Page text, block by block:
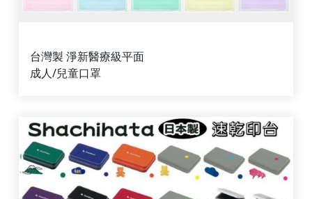
台灣製 淨新醫療級平面
成人/兒童口罩